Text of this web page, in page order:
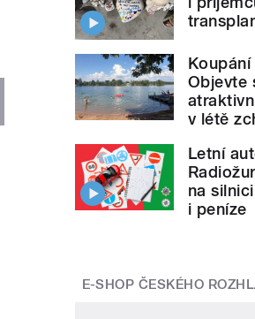
Objevte
v létě
Letní
na
i peníze
E-SHOP ČESKÉHO